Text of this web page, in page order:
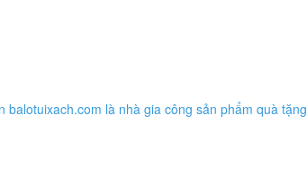
balotuixach.com là nhà gia công sản phẩm quà tặng